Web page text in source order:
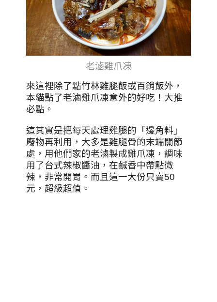
老滷雞爪凍
來這裡除了點竹林雞腿飯或百銷飯外，
本貓點了老滷雞爪凍意外的好吃！大推
必點。
這其實是把每天處理雞腿的「邊角料」
廢物再利用，大多是雞腿骨的末端關節
處，用他們家的老滷製成雞爪凍，調味
用了台式辣椒醬油，在鹹香中帶點微
辣，非常開胃。而且這一大份只賣50
元，超級超值。